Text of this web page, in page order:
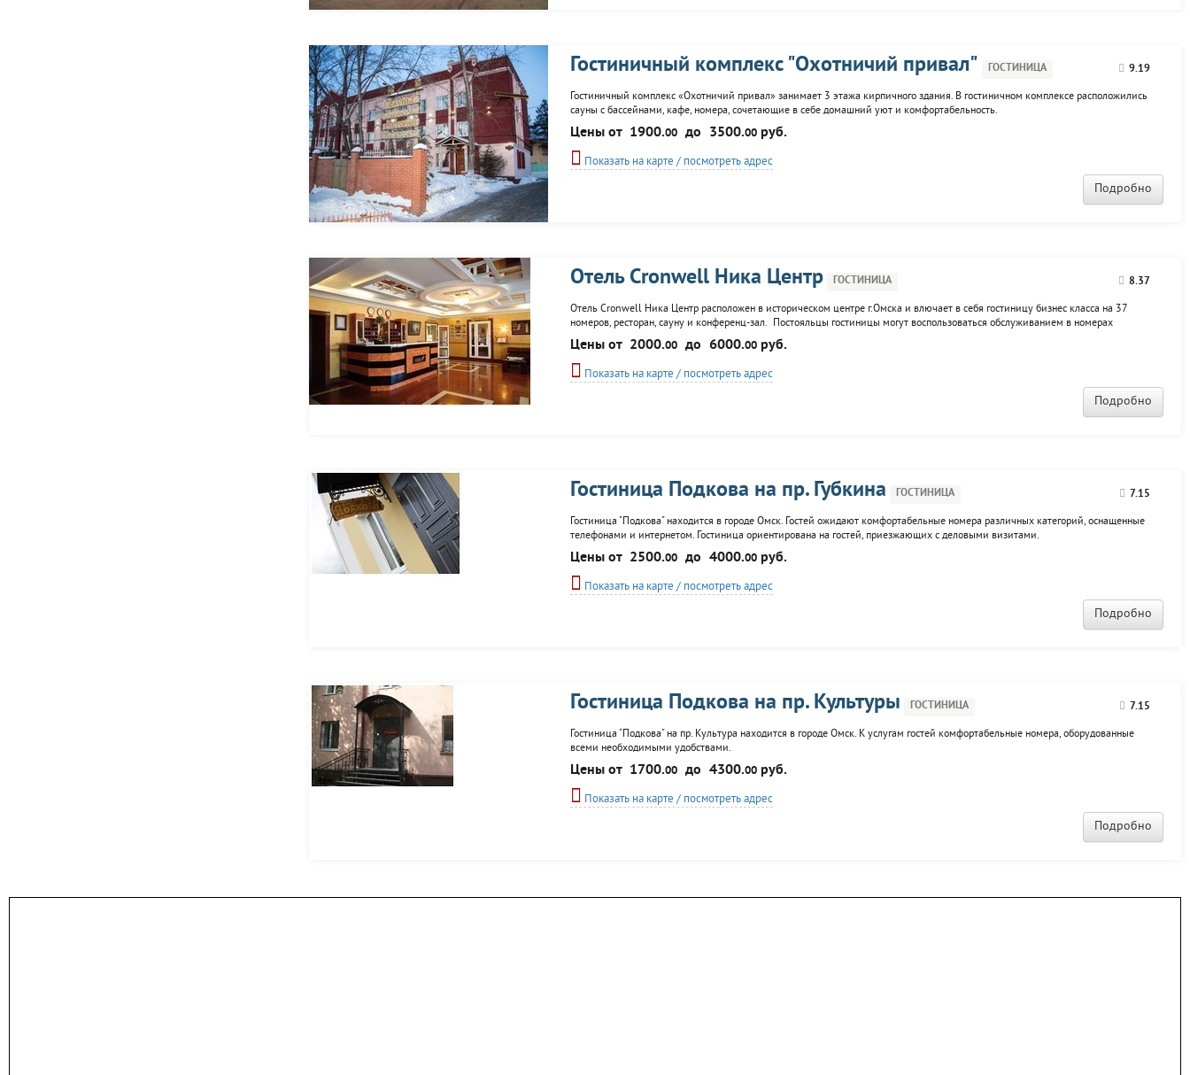
9.19
Гостиничный комплекс "Охотничий привал" ГОСТИНИЦА
Гостиничный комплекс «Охотничий привал» занимает 3 этажа кирпичного здания. В гостиничном комплексе расположились
сауны с бассейнами, кафе, номера, сочетающие в себе домашний уют и комфортабельность.
Цены от 1900.00 до 3500.00руб.
Показать на карте / посмотреть адрес
Подробно
8.37
Отель Cronwell Ника Центр ГОСТИНИЦА
Отель Cronwell Ника Центр расположен в историческом центре г.Омска и влючает в себя гостиницу бизнес класса на 37
номеров, ресторан, сауну и конференц-зал. Постояльцы гостиницы могут воспользоваться обслуживанием в номерах
(прачечная, доставка цветов, будильник, вызов массажиста, мастера салона красоты, справочная информация круглосуточно).
Возможен трансфер.
Цены от 2000.00 до 6000.00руб.
Показать на карте / посмотреть адрес
Подробно
7.15
Гостиница Подкова на пр. Губкина ГОСТИНИЦА
Гостиница "Подкова" находится в городе Омск. Гостей ожидают комфортабельные номера различных категорий, оснащенные
телефонами и интернетом. Гостиница ориентирована на гостей, приезжающих с деловыми визитами.
Цены от 2500.00 до 4000.00руб.
Показать на карте / посмотреть адрес
Подробно
7.15
Гостиница Подкова на пр. Культуры ГОСТИНИЦА
Гостиница "Подкова" на пр. Культура находится в городе Омск. К услугам гостей комфортабельные номера, оборудованные
всеми необходимыми удобствами.
Цены от 1700.00 до 4300.00руб.
Показать на карте / посмотреть адрес
Подробно